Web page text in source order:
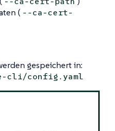
( --ca-cert-
gespeichert in:
cli/config.yaml